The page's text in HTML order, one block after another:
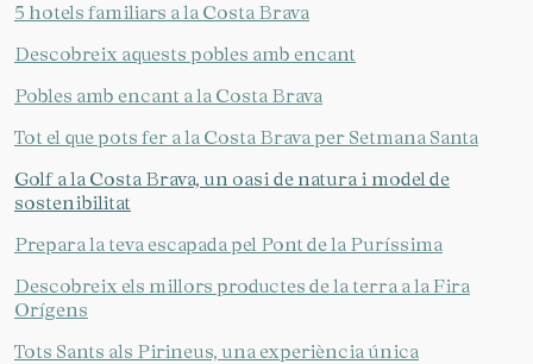
5 hotels familiars a la Costa Brava
Descobreix aquests pobles amb encant
Pobles amb encant a la Costa Brava
Tot el que pots fer a la Costa Brava per Setmana Santa
Golf a la Costa Brava, un oasi de natura i model de
sostenibilitat
Prepara la teva escapada pel Pont de la Puríssima
Descobreix els millors productes de la terra a la Fira
Orígens
Tots Sants als Pirineus, una experiència única